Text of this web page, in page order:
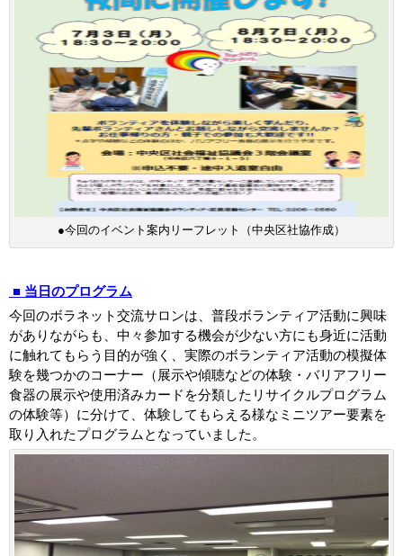
●今回のイベント案内リーフレット（中央区社協作成）
■ 当日のプログラム
今回のボラネット交流サロンは、普段ボランティア活動に興味
がありながらも、中々参加する機会が少ない方にも身近に活動
に触れてもらう目的が強く、実際のボランティア活動の模擬体
験を幾つかのコーナー（展示や傾聴などの体験・バリアフリー
食器の展示や使用済みカードを分類したリサイクルプログラム
の体験等）に分けて、体験してもらえる様なミニツアー要素を
取り入れたプログラムとなっていました。